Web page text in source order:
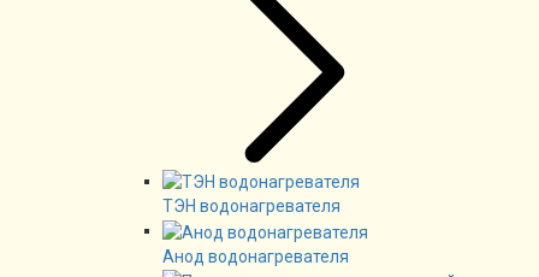
ТЭН водонагревателя
Анод водонагревателя